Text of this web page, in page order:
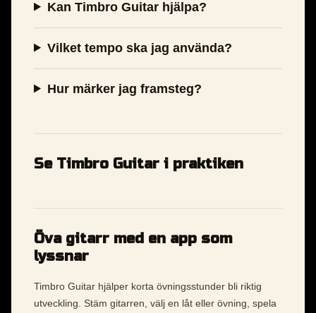
Kan Timbro Guitar hjälpa?
Vilket tempo ska jag använda?
Hur märker jag framsteg?
Se Timbro Guitar i praktiken
Öva gitarr med en app som
lyssnar
Timbro Guitar hjälper korta övningsstunder bli riktig
utveckling. Stäm gitarren, välj en låt eller övning, spela